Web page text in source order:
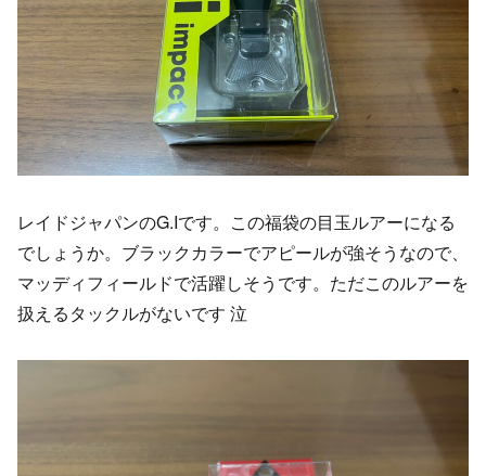
レイドジャパンのG.Iです。この福袋の目玉ルアーになる
でしょうか。ブラックカラーでアピールが強そうなので、
マッディフィールドで活躍しそうです。ただこのルアーを
扱えるタックルがないです 泣